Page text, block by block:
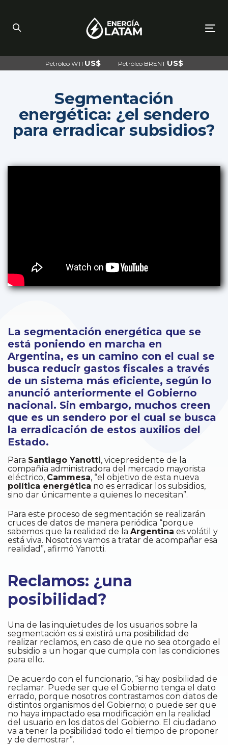
primary
navigation
content
Petróleo WTI US$ Petróleo BRENT US$
Segmentación
energética: ¿el sendero
para erradicar subsidios?
La segmentación energética que se
está poniendo en marcha en
Argentina, es un camino con el cual se
busca reducir gastos fiscales a través
de un sistema más eficiente, según lo
anunció anteriormente el Gobierno
nacional. Sin embargo, muchos creen
que es un sendero por el cual se busca
la erradicación de estos auxilios del
Estado.
Para Santiago Yanotti, vicepresidente de la
compañía administradora del mercado mayorista
eléctrico, Cammesa, “el objetivo de esta nueva
política energética no es erradicar los subsidios,
sino dar únicamente a quienes lo necesitan”.
Para este proceso de segmentación se realizarán
cruces de datos de manera periódica “porque
sabemos que la realidad de la Argentina es volátil y
está viva. Nosotros vamos a tratar de acompañar esa
realidad”, afirmó Yanotti.
Reclamos: ¿una
posibilidad?
Una de las inquietudes de los usuarios sobre la
segmentación es si existirá una posibilidad de
realizar reclamos, en caso de que no sea otorgado el
subsidio a un hogar que cumpla con las condiciones
para ello.
De acuerdo con el funcionario, “si hay posibilidad de
reclamar. Puede ser que el Gobierno tenga el dato
errado, porque nosotros contrastamos con datos de
distintos organismos del Gobierno; o puede ser que
no haya impactado esa modificación en la realidad
del usuario en los datos del Gobierno. El ciudadano
va a tener la posibilidad todo el tiempo de proponer
y de demostrar”.
navigation